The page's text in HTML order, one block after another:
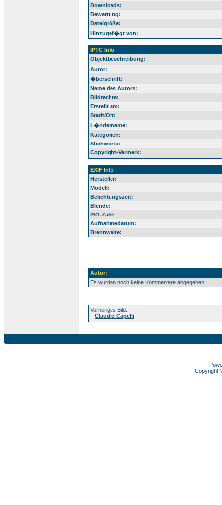
Downloads:
Bewertung:
Dateigröße:
Hinzugef�gt von:
IPTC Info
Objektbeschreibung:
Autor:
�berschrift:
Name des Autors:
Bildrechte:
Erstellt am:
Stadt/Ort:
L�ndername:
Kategorien:
Stichworte:
Copyright-Vermerk:
EXIF Info
Hersteller:
Modell:
Belichtungszeit:
Blende:
ISO-Zahl:
Aufnahmedatum:
Brennweite:
Autor:
Es wurden noch keine Kommentare abgegeben.
Vorheriges Bild:
Claudio Capelli
Copyright